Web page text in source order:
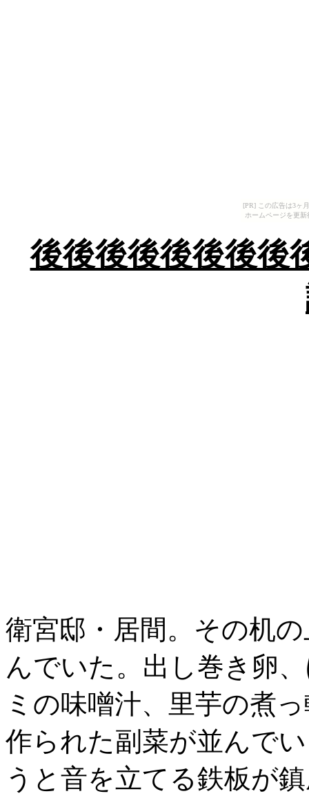
[PR] この広告は3ヶ
ホームページを更
後後後後後後後後
衛宮邸・居間。その机
んでいた。出し巻き卵
ミの味噌汁、里芋の煮
作られた副菜が並んで
うと音を立てる鉄板が